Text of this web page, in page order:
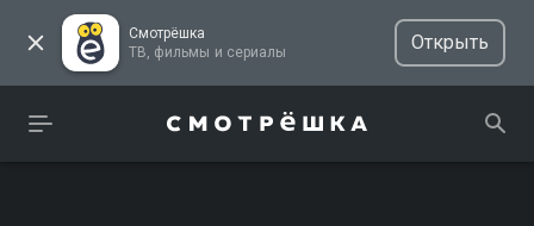
Смотрёшка
ТВ, фильмы и сериалы
Открыть